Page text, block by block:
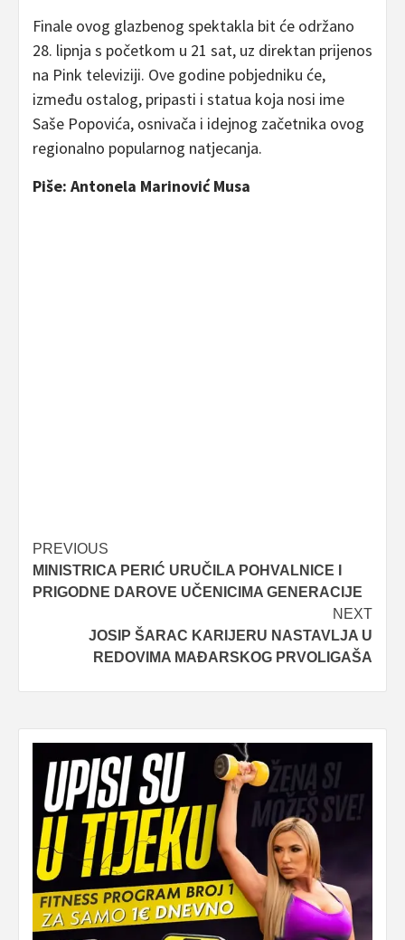
Finale ovog glazbenog spektakla bit će održano
28. lipnja s početkom u 21 sat, uz direktan prijenos
na Pink televiziji. Ove godine pobjedniku će,
između ostalog, pripasti i statua koja nosi ime
Saše Popovića, osnivača i idejnog začetnika ovog
regionalno popularnog natjecanja.
Piše: Antonela Marinović Musa
Post
navigation
PREVIOUS
MINISTRICA PERIĆ URUČILA POHVALNICE I
PRIGODNE DAROVE UČENICIMA GENERACIJE
NEXT
JOSIP ŠARAC KARIJERU NASTAVLJA U
REDOVIMA MAĐARSKOG PRVOLIGAŠA